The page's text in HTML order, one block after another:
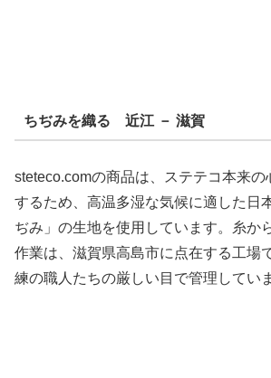
ちぢみを織る 近江 － 滋賀
steteco.comの商品は、ステテコ本来の
するため、高温多湿な気候に適した日
ぢみ」の生地を使用しています。糸か
作業は、滋賀県高島市に点在する工場
練の職人たちの厳しい目で管理してい